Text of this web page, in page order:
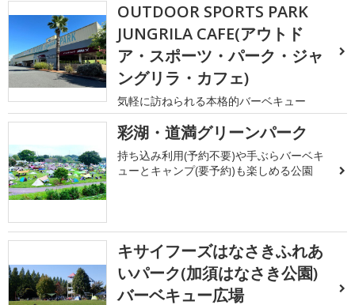
OUTDOOR SPORTS PARK
JUNGRILA CAFE(アウトド
ア・スポーツ・パーク・ジャ
ングリラ・カフェ)
気軽に訪ねられる本格的バーベキュー
彩湖・道満グリーンパーク
持ち込み利用(予約不要)や手ぶらバーベキ
ューとキャンプ(要予約)も楽しめる公園
キサイフーズはなさきふれあ
いパーク(加須はなさき公園)
バーベキュー広場